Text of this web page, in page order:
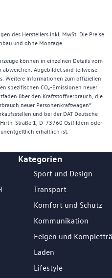
des Herstellers inkl. MwSt. Die Preise
und ohne Montage.
können in einzelnen Details vom
Abgebildet sind teilweise
Weitere Informationen zum offiziellen
spezifischen CO₂-Emissionen neuer
über den Kraftstoffverbrauch, die
neuer Personenkraftwagen“
und bei der DAT Deutsche
Straße 1, D-73760 Ostfildern oder
erhältlich ist.
Kategorien
Sport und Design
Transport
Komfort und Schutz
Kommunikation
Felgen und
Laden
Lifestyle